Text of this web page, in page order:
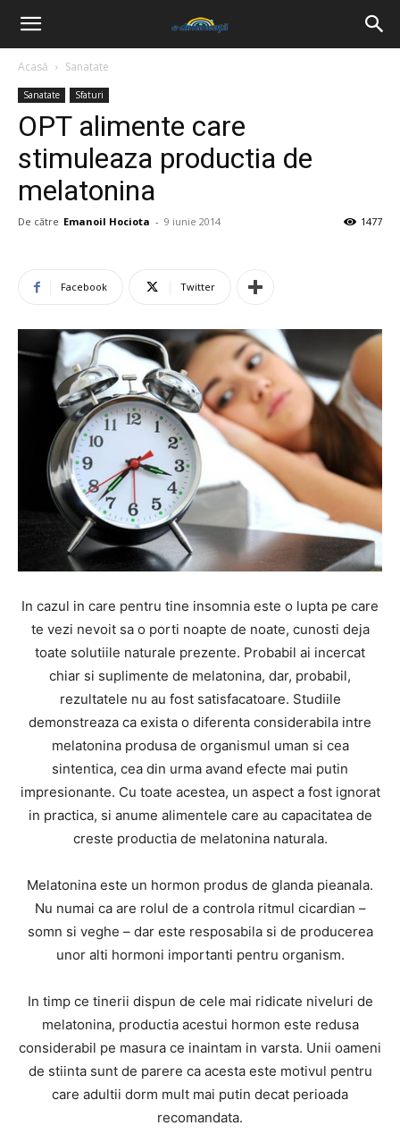
Acasă Sanatate
Sanatate Sfaturi
OPT alimente care
stimuleaza productia de
melatonina
De către Emanoil Hociota - 9 iunie 2014 1477
Facebook Twitter
In cazul in care pentru tine insomnia este o lupta pe care
te vezi nevoit sa o porti noapte de noate, cunosti deja
toate solutiile naturale prezente. Probabil ai incercat
chiar si suplimente de melatonina, dar, probabil,
rezultatele nu au fost satisfacatoare. Studiile
demonstreaza ca exista o diferenta considerabila intre
melatonina produsa de organismul uman si cea
sintentica, cea din urma avand efecte mai putin
impresionante. Cu toate acestea, un aspect a fost ignorat
in practica, si anume alimentele care au capacitatea de
creste productia de melatonina naturala.
Melatonina este un hormon produs de glanda pieanala.
Nu numai ca are rolul de a controla ritmul cicardian –
somn si veghe – dar este resposabila si de producerea
unor alti hormoni importanti pentru organism.
In timp ce tinerii dispun de cele mai ridicate niveluri de
melatonina, productia acestui hormon este redusa
considerabil pe masura ce inaintam in varsta. Unii oameni
de stiinta sunt de parere ca acesta este motivul pentru
care adultii dorm mult mai putin decat perioada
recomandata.